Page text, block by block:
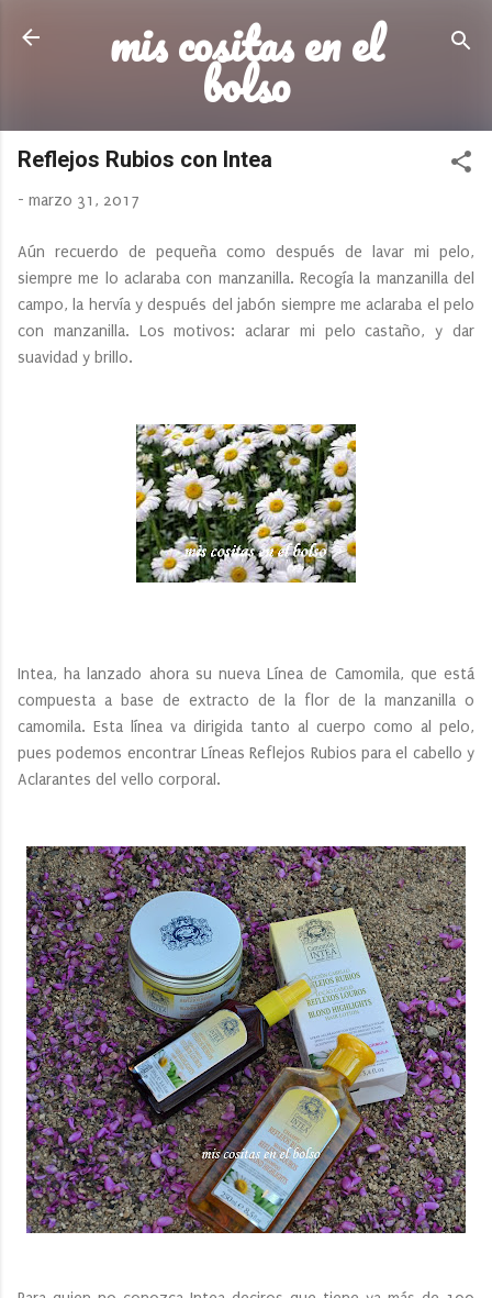
Ir al contenido principal
mis cositas en el
bolso
Reflejos Rubios con Intea
- marzo 31, 2017
Aún recuerdo de pequeña como después de lavar mi pelo,
siempre me lo aclaraba con manzanilla. Recogía la manzanilla del
campo, la hervía y después del jabón siempre me aclaraba el pelo
con manzanilla. Los motivos: aclarar mi pelo castaño, y dar
suavidad y brillo.
Intea, ha lanzado ahora su nueva Línea de Camomila, que está
compuesta a base de extracto de la flor de la manzanilla o
camomila. Esta línea va dirigida tanto al cuerpo como al pelo,
pues podemos encontrar Líneas Reflejos Rubios para el cabello y
Aclarantes del vello corporal.